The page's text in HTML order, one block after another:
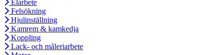
Elarbete
Felsökning
Hjulinställning
Kamrem & kamkedja
Koppling
Lack- och måleriarbete